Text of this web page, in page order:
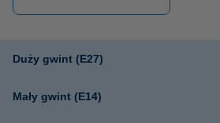
Duży gwint (E27)
Mały gwint (E14)